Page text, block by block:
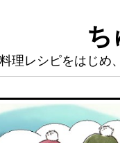
理レシピをはじめ